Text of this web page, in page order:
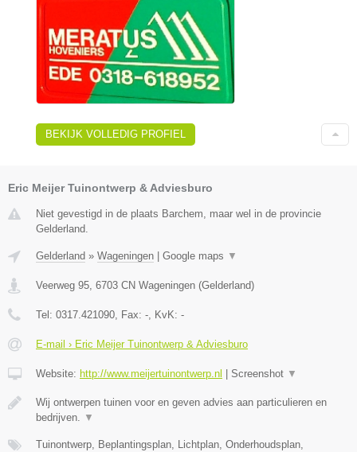
BEKIJK VOLLEDIG PROFIEL
Eric Meijer Tuinontwerp & Adviesburo
Niet gevestigd in de plaats Barchem, maar wel in de provincie
Gelderland.
Gelderland » Wageningen Google maps ▼
Veerweg 95 6703 CN Wageningen (Gelderland)
Tel: 0317.421090 , Fax: - , KvK: -
E-mail › Eric Meijer Tuinontwerp & Adviesburo
Website: http://www.meijertuinontwerp.nl Screenshot ▼
Wij ontwerpen tuinen voor en geven advies aan particulieren en
bedrijven.
▼
Tuinontwerp, Beplantingsplan, Lichtplan, Onderhoudsplan,